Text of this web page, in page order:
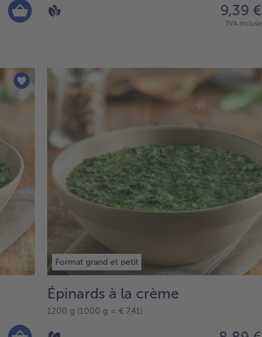
9,39 €
TVA incluse
Format grand et petit
Épinards à la crème
1200 g (1000 g = € 7,41)